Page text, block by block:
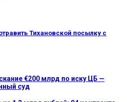
Тихановской посылку с
€200 млрд по иску ЦБ —
суд